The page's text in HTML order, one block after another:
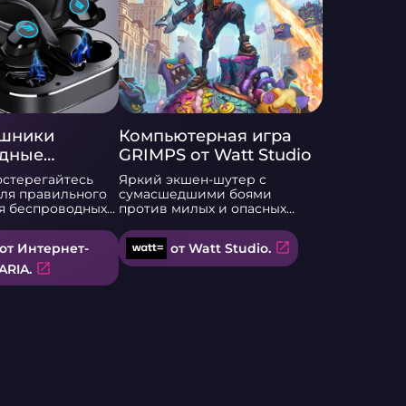
с
Q25
беспроводных
- оба
годовую
от Интернет-
open_in_new
Компьютерная игра
GRIMPS от Watt Studio
Яркий экшен-шутер с
сумасшедшими боями
против милых и опасных
рыбы, метай табуретки и
разрывай на куски плюшевых
захватчиков!
от Watt Studio. open_in_new